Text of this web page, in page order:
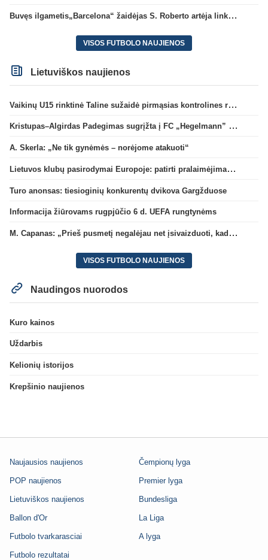
Buvęs ilgametis„Barcelona“ žaidėjas S. Roberto artėja link persikėlimo į MLS
VISOS FUTBOLO NAUJIENOS
Lietuviškos naujienos
Vaikinų U15 rinktinė Taline sužaidė pirmąsias kontrolines rungtynes
Kristupas–Algirdas Padegimas sugrįžta į FC „Hegelmann” B sudėtį
A. Skerla: „Ne tik gynėmės – norėjome atakuoti“
Lietuvos klubų pasirodymai Europoje: patirti pralaimėjimai Kroatijos atstovams
Turo anonsas: tiesioginių konkurentų dvikova Gargžduose
Informacija žiūrovams rugpjūčio 6 d. UEFA rungtynėms
M. Capanas: „Prieš pusmetį negalėjau net įsivaizduoti, kad žaisime prieš „Hajduk“
VISOS FUTBOLO NAUJIENOS
Naudingos nuorodos
Kuro kainos
Uždarbis
Kelionių istorijos
Krepšinio naujienos
Naujausios naujienos
POP naujienos
Lietuviškos naujienos
Ballon d'Or
Futbolo tvarkarasciai
Futbolo rezultatai
Čempionų lyga
Premier lyga
Bundesliga
La Liga
A lyga